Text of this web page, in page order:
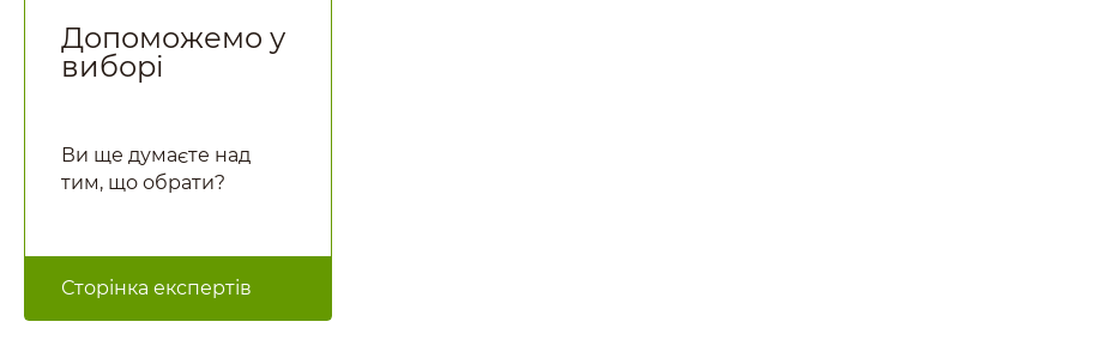
Допоможемо у
виборі
Ви ще думаєте над
тим, що обрати?
Сторінка експертів